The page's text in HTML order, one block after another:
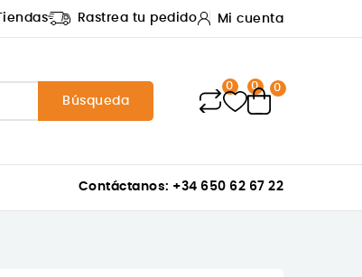
Tiendas Rastrea tu pedido Mi cuenta
Búsqueda
0 0 0
Contáctanos: +34 650 62 67 22